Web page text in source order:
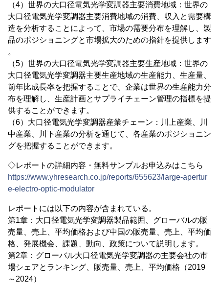
（4）世界の大口径電気光学変調器主要消費地域：世界の
大口径電気光学変調器主要消費地域の消費、収入と需要構
造を分析することによって、市場の需要分布を理解し、製
品のポジショニングと市場拡大のための指針を提供します
。
（5）世界の大口径電気光学変調器主要生産地域：世界の
大口径電気光学変調器主要生産地域の生産能力、生産量、
前年比成長率を把握することで、企業は世界の生産能力分
布を理解し、生産計画とサプライチェーン管理の指標を提
供することができます。
（6）大口径電気光学変調器産業チェーン：川上産業、川
中産業、川下産業の分析を通じて、各産業のポジショニン
グを把握することができます。
◇レポートの詳細内容・無料サンプルお申込みはこちら
https://www.yhresearch.co.jp/reports/655623/large-apertur
e-electro-optic-modulator
レポートには以下の内容が含まれている。
第1章：大口径電気光学変調器製品範囲、グローバルの販
売量、売上、平均価格および中国の販売量、売上、平均価
格、発展機会、課題、動向、政策について説明します。
第2章：グローバル大口径電気光学変調器の主要会社の市
場シェアとランキング、販売量、売上、平均価格（2019
～2024）